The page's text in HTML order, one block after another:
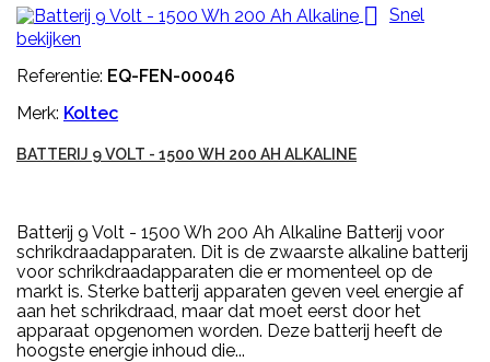
 Snel
bekijken
Referentie: EQ-FEN-00046
Merk: Koltec
BATTERIJ 9 VOLT - 1500 WH 200 AH ALKALINE
Batterij 9 Volt - 1500 Wh 200 Ah Alkaline Batterij voor
schrikdraadapparaten. Dit is de zwaarste alkaline batterij
voor schrikdraadapparaten die er momenteel op de
markt is. Sterke batterij apparaten geven veel energie af
aan het schrikdraad, maar dat moet eerst door het
apparaat opgenomen worden. Deze batterij heeft de
hoogste energie inhoud die...